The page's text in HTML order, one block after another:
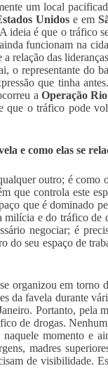
um local
Unidos e em
ideia é que o tráfico
funcionam na
relação das
o representante do
que tinha
a Operação Rio
que o tráfico pode
e como elas se
outro; é como
que controla este
que é dominado
e do tráfico de
negociar; é
do seu espaço de
organizou em torno
da favela durante
Portanto, pela
de drogas.
momento e
madres
de visibilidade.